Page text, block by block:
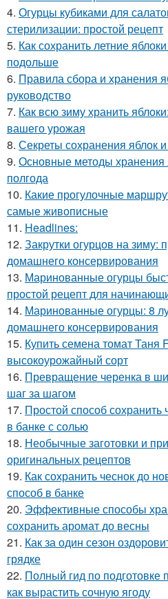
4. Огурцы кубиками для
стерилизации: простой рецепт
5. Как сохранить летние
подольше
6. Правила сбора и хранения
руководство
7. Как всю зиму хранить
вашего урожая
8. Секреты сохранения яблок
9. Основные методы хранения
полгода
10. Какие прогулочные
самые живописные
11. Headlines:
12. Закрутки огурцов на зиму:
домашнего консервирования
13. Маринованные огурцы
простой рецепт для
14. Маринованные огурцы: 8
домашнего консервирования
15. Купить семена томат
высокоурожайный сорт
16. Превращение черенка в
шаг за шагом
17. Простой способ
в банке с солью
18. Необычные заготовки и
оригинальных рецептов
19. Как сохранить чеснок до
способ в банке
20. Эффективные способы
сохранить аромат до весны
21. Как за один сезон
грядке
22. Полный гид по подготовке
как вырастить сочную ягоду